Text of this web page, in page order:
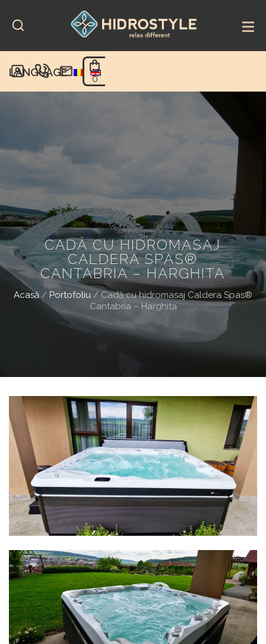
content
LANGUAGE
0
CADĂ CU HIDROMASAJ
CALDERA SPAS®
CANTABRIA – HARGHITA
Acasă / Portofoliu / Cadă cu hidromasaj Caldera Spas®
Cantabria – Harghita